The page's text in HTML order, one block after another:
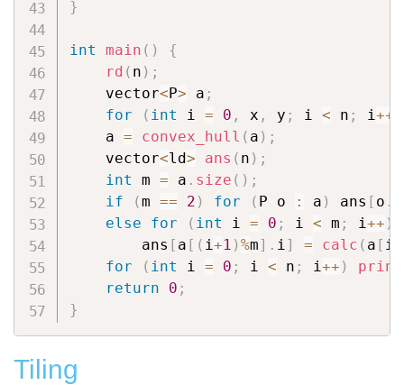
}
int main ( )
{
rd ( n ) ;
    vector
<P> a ;
for
( int i = 0 , x , y ; i < n ; i++
    a
= convex_hull ( a ) ;
    vector
<ld> ans ( n ) ;
int m = a . size ( ) ;
if
(m == 2 ) for ( P o : a ) ans [ o .
else
for ( int i = 0 ; i < m ; i++ )
        ans
[ a [ ( i+1 )%m] . i] = calc ( a [ i
for
( int i = 0 ; i < n ; i++ )
return
0 ;
}
Tiling